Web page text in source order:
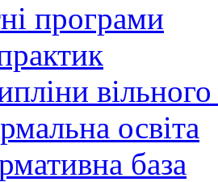
програми
освіта
база